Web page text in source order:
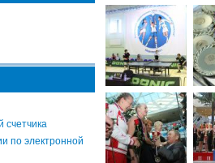
счетчика
по электронной